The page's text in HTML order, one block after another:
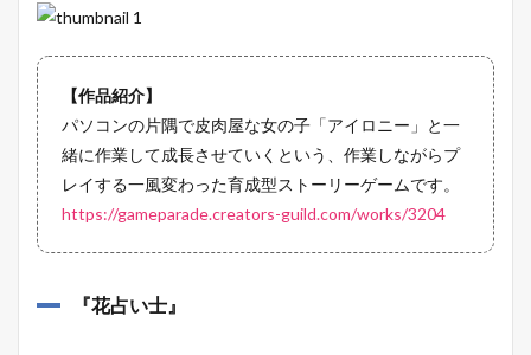
【作品紹介】
パソコンの片隅で皮肉屋な女の子「アイロニー」と一
緒に作業して成長させていくという、作業しながらプ
レイする一風変わった育成型ストーリーゲームです。
https://gameparade.creators-guild.com/works/3204
『花占い士 』